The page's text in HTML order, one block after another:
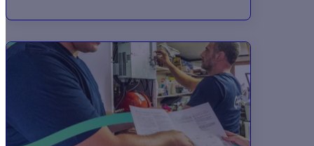
à la hausse. Tous les détails.